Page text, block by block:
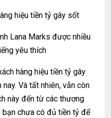
Lana Marks được nhiều
yêu thích
hàng hiệu tiền tỷ gây
Và tất nhiên, vẫn còn
này đến từ các thương
bạn chưa có đủ tiền tỷ để